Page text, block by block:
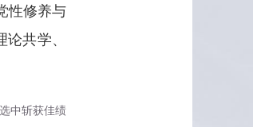
性修养与
共学、
中斩获佳绩